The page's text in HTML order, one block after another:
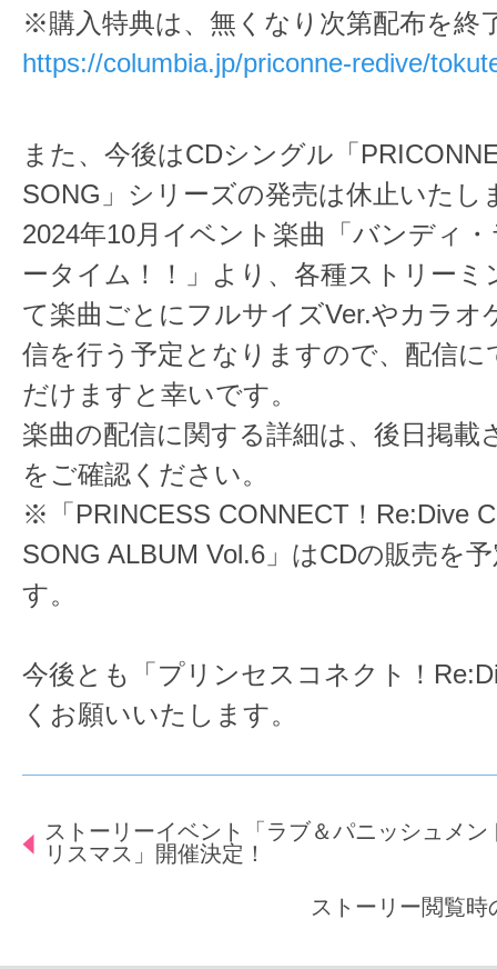
※購入特典は、無くなり次第配布を終
https://columbia.jp/priconne-redive/
また、今後はCDシングル「
SONG」シリーズの発売は休止いたし
2024年10月イベント楽曲「バンディ
ータイム！！」より、各種ストリーミ
て楽曲ごとにフルサイズVer.やカラオ
信を行う予定となりますので、配信
だけますと幸いです。
楽曲の配信に関する詳細は、後日掲載
をご確認ください。
※「PRINCESS CONNECT！Re:Dive
SONG ALBUM Vol.6」はCDの販売を
す。
今後とも「プリンセスコネクト！
くお願いいたします。
ストーリーイベント「ラブ＆パニッシュメ
リスマス」開催決定！
ストーリー閲覧